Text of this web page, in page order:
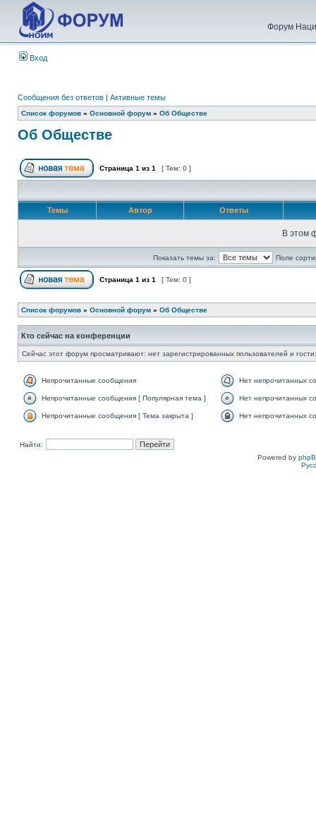
Форум
Вход
Сообщения без ответов | Активные темы
Список форумов » Основной форум » Об Обществе
Об Обществе
Страница 1 из 1 [ Тем: 0 ]
Темы Автор Ответы
В этом
Показать темы за: Поле
Страница 1 из 1 [ Тем: 0 ]
Список форумов » Основной форум » Об Обществе
Кто сейчас на конференции
Сейчас этот форум просматривают: нет зарегистрированных пользователей и
Непрочитанные сообщения Нет непрочитанных
Непрочитанные сообщения [ Популярная тема ] Нет непрочитанных
Непрочитанные сообщения [ Тема закрыта ] Нет непрочитанных
Найти:
Powered by